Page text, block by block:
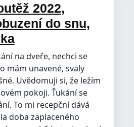
2022,
do snu,
na dveře, nechci se
mám unavené, svaly
Uvědomuji si, že ležím
pokoji. Ťukání se
To mi recepční dává
doba zaplaceného